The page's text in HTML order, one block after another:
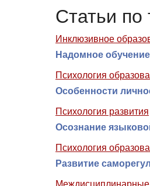
Статьи по
Инклюзивное
Надомное
Психология
Особенности
Психология развития
Осознание
Психология
Развитие